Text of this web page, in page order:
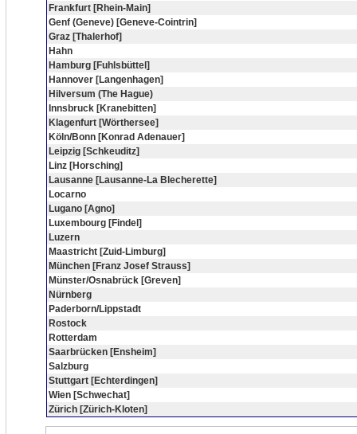
Frankfurt [Rhein-Main]
Genf (Geneve) [Geneve-Cointrin]
Graz [Thalerhof]
Hahn
Hamburg [Fuhlsbüttel]
Hannover [Langenhagen]
Hilversum (The Hague)
Innsbruck [Kranebitten]
Klagenfurt [Wörthersee]
Köln/Bonn [Konrad Adenauer]
Leipzig [Schkeuditz]
Linz [Horsching]
Lausanne [Lausanne-La Blecherette]
Locarno
Lugano [Agno]
Luxembourg [Findel]
Luzern
Maastricht [Zuid-Limburg]
München [Franz Josef Strauss]
Münster/Osnabrück [Greven]
Nürnberg
Paderborn/Lippstadt
Rostock
Rotterdam
Saarbrücken [Ensheim]
Salzburg
Stuttgart [Echterdingen]
Wien [Schwechat]
Zürich [Zürich-Kloten]